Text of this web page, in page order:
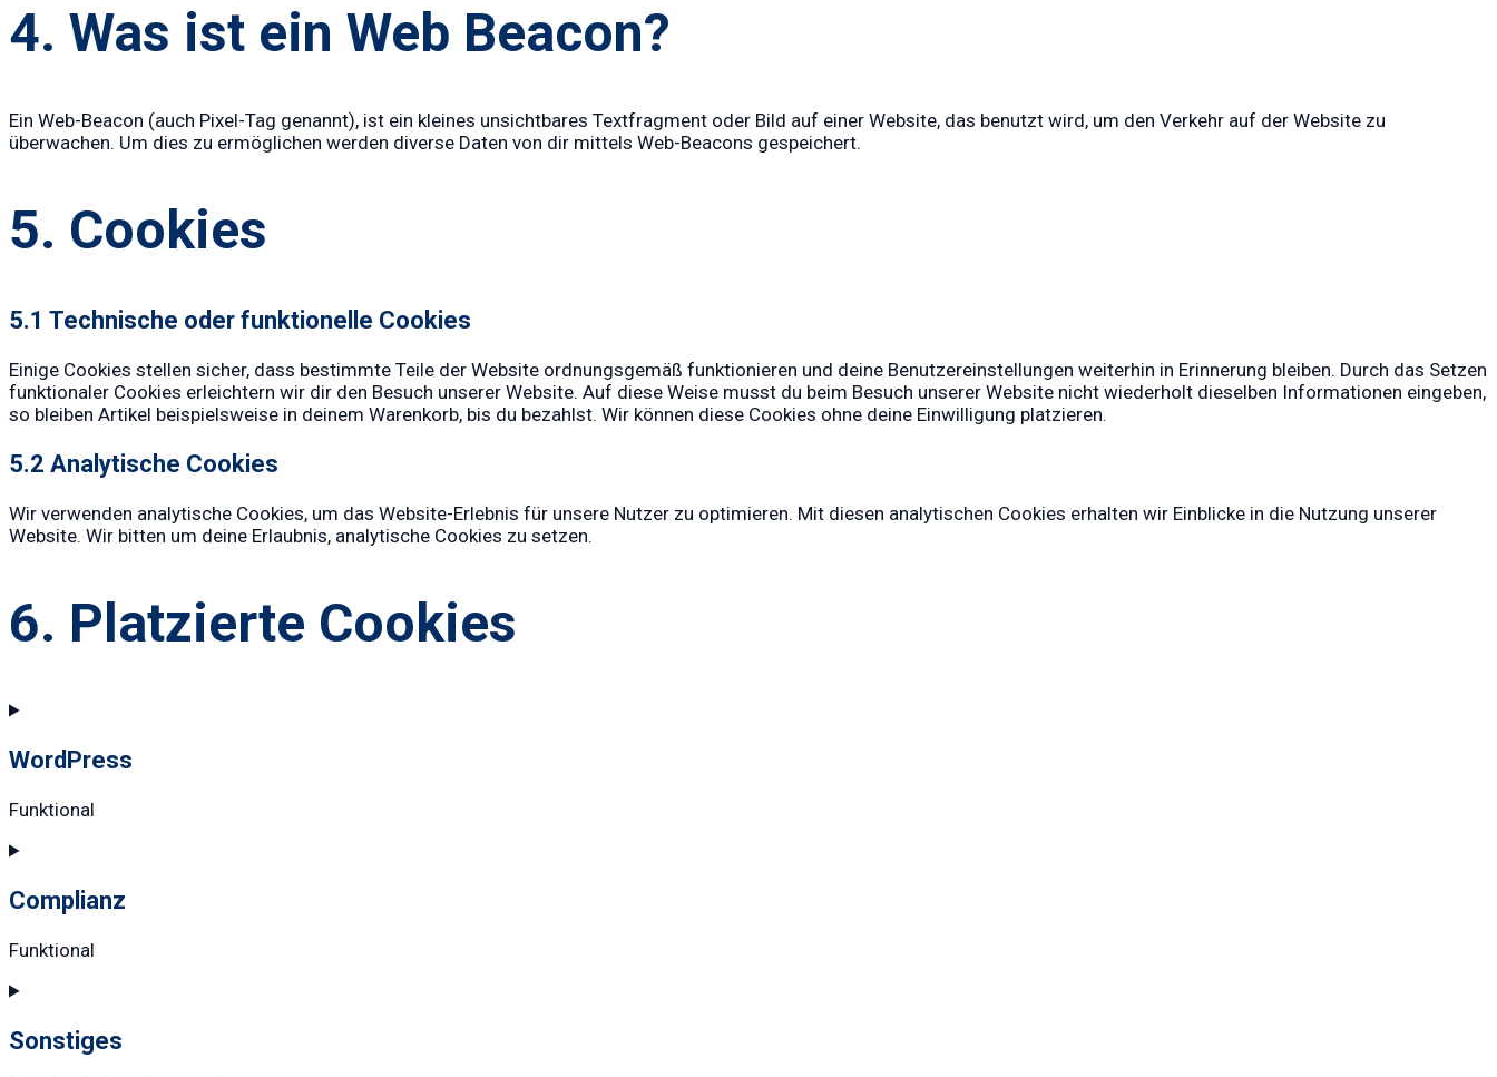
4. Was ist ein Web Beacon?
Ein Web-Beacon (auch Pixel-Tag genannt), ist ein kleines unsichtbares Textfragment oder Bild auf einer Website, das benutzt wird, um den Verkehr auf der Website zu
überwachen. Um dies zu ermöglichen werden diverse Daten von dir mittels Web-Beacons gespeichert.
5. Cookies
5.1 Technische oder funktionelle Cookies
Einige Cookies stellen sicher, dass bestimmte Teile der Website ordnungsgemäß funktionieren und deine Benutzereinstellungen weiterhin in Erinnerung bleiben. Durch das Setzen
funktionaler Cookies erleichtern wir dir den Besuch unserer Website. Auf diese Weise musst du beim Besuch unserer Website nicht wiederholt dieselben Informationen eingeben,
so bleiben Artikel beispielsweise in deinem Warenkorb, bis du bezahlst. Wir können diese Cookies ohne deine Einwilligung platzieren.
5.2 Analytische Cookies
Wir verwenden analytische Cookies, um das Website-Erlebnis für unsere Nutzer zu optimieren. Mit diesen analytischen Cookies erhalten wir Einblicke in die Nutzung unserer
Website. Wir bitten um deine Erlaubnis, analytische Cookies zu setzen.
6. Platzierte Cookies
WordPress
Funktional
Consent
service
wordpress
Complianz
Funktional
Consent
service
complianz
Sonstiges